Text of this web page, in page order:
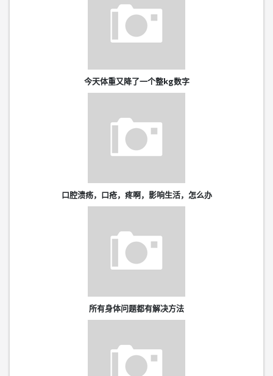
今天体重又降了一个整kg数字
口腔溃疡，口疮，疼啊，影响生活，怎么办
所有身体问题都有解决方法